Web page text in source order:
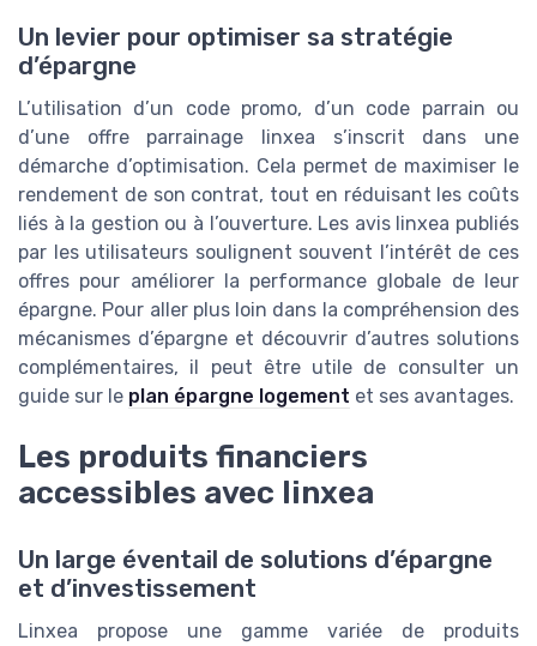
Un levier pour optimiser sa stratégie
d’épargne
L’utilisation d’un code promo, d’un code parrain ou
d’une offre parrainage linxea s’inscrit dans une
démarche d’optimisation. Cela permet de maximiser le
rendement de son contrat, tout en réduisant les coûts
liés à la gestion ou à l’ouverture. Les avis linxea publiés
par les utilisateurs soulignent souvent l’intérêt de ces
offres pour améliorer la performance globale de leur
épargne. Pour aller plus loin dans la compréhension des
mécanismes d’épargne et découvrir d’autres solutions
complémentaires, il peut être utile de consulter un
guide sur le plan épargne logement et ses avantages.
Les produits financiers
accessibles avec linxea
Un large éventail de solutions d’épargne
et d’investissement
Linxea propose une gamme variée de produits